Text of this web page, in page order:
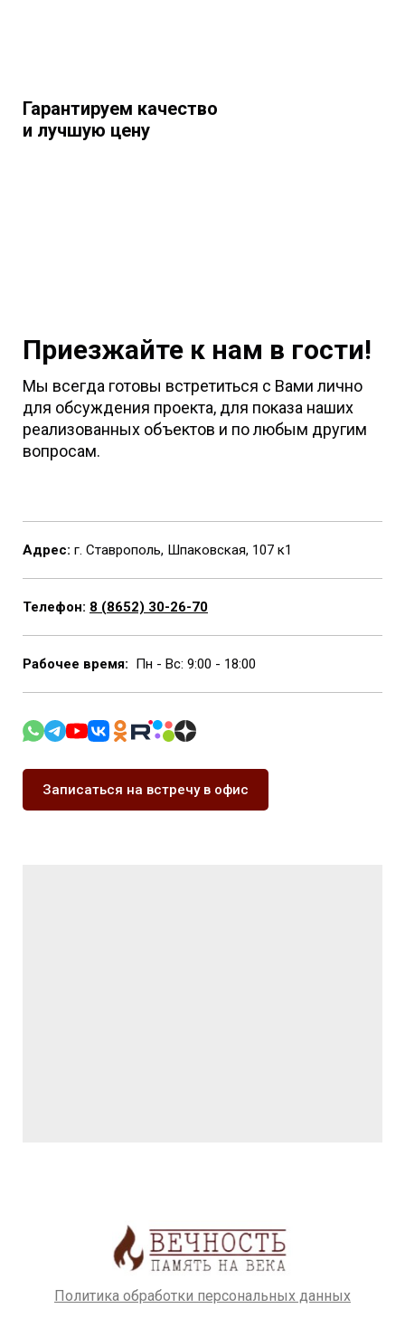
Гарантируем качество
и лучшую цену
Приезжайте к нам в гости!
Мы всегда готовы встретиться с Вами лично
для обсуждения проекта, для показа наших
реализованных объектов и по любым другим
вопросам.
Адрес: г. Ставрополь, Шпаковская, 107 к1
Телефон: 8 (8652) 30-26-70
Рабочее время: Пн - Вс: 9:00 - 18:00
Записаться на встречу в офис
Политика обработки персональных данных